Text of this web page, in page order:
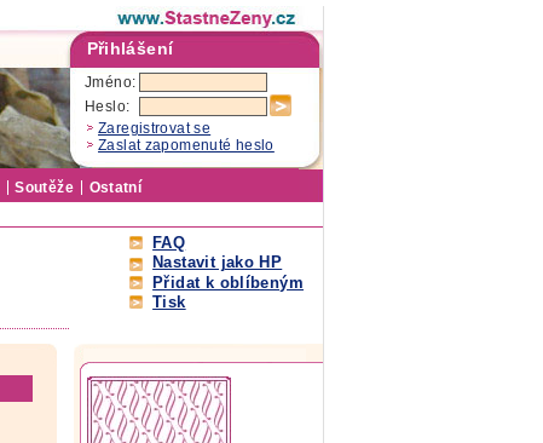
Přihlášení
Jméno:
Heslo:
Zaregistrovat se
Zaslat zapomenuté heslo
Soutěže Ostatní
FAQ
Nastavit jako HP
Přidat k oblíbeným
Tisk